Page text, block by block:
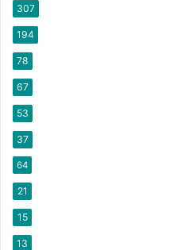
307
194
78
67
53
37
64
21
15
13